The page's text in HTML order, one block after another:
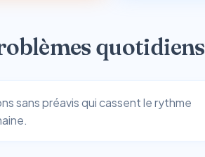
quotidiens
sans préavis qui cassent le rythme